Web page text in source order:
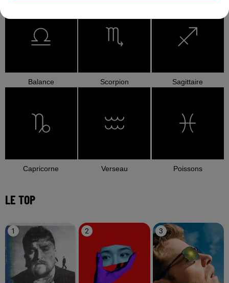
Balance Scorpion Sagittaire
Capricorne Verseau Poissons
LE TOP
1 2 3